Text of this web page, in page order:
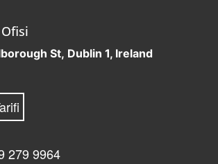
St, Dublin 1, Ireland
279 9964